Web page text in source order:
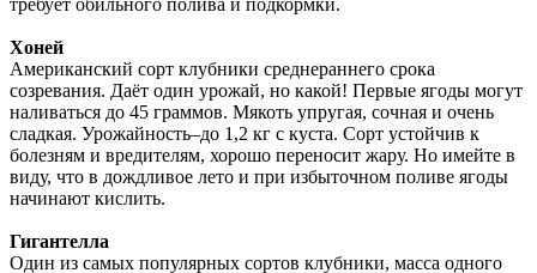
Хоней
Американский сорт клубники среднераннего срока
созревания. Даёт один урожай, но какой! Первые ягоды могут
наливаться до 45 граммов. Мякоть упругая, сочная и очень
сладкая. Урожайность–до 1,2 кг с куста. Сорт устойчив к
болезням и вредителям, хорошо переносит жару. Но имейте в
виду, что в дождливое лето и при избыточном поливе ягоды
начинают кислить.
Гигантелла
Один из самых популярных сортов клубники, масса одного